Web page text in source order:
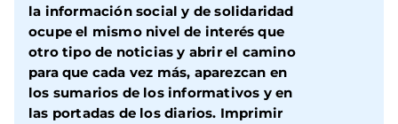
la información social y de solidaridad
ocupe el mismo nivel de interés que
otro tipo de noticias y abrir el camino
para que cada vez más, aparezcan en
los sumarios de los informativos y en
las portadas de los diarios. Imprimir